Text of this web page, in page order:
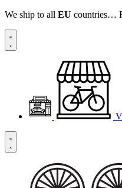
We ship to all EU countries…